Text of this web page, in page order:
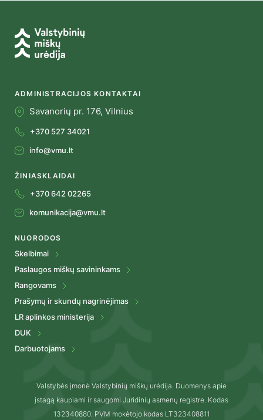
ADMINISTRACIJOS KONTAKTAI
Savanorių pr. 176, Vilnius
+370 527 34021
info@vmu.lt
ŽINIASKLAIDAI
+370 642 02265
komunikacija@vmu.lt
NUORODOS
Skelbimai
Paslaugos miškų savininkams
Rangovams
Prašymų ir skundų nagrinėjimas
LR aplinkos ministerija
DUK
Darbuotojams
Valstybės įmonė Valstybinių miškų urėdija. Duomenys apie
įstagą kaupiami ir saugomi Juridinių asmenų registre. Kodas
132340880. PVM mokėtojo kodas LT323408811